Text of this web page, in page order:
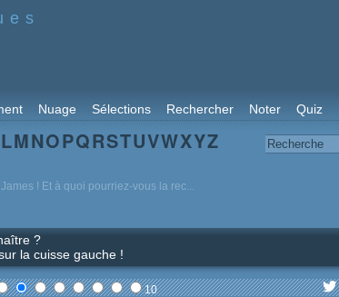
Nuage Sélections Rechercher Noter Quiz
LMNOPQRSTUVWXYZ
! Et à quoi pourriez-vous la rec...
?
la cuisse gauche !
10